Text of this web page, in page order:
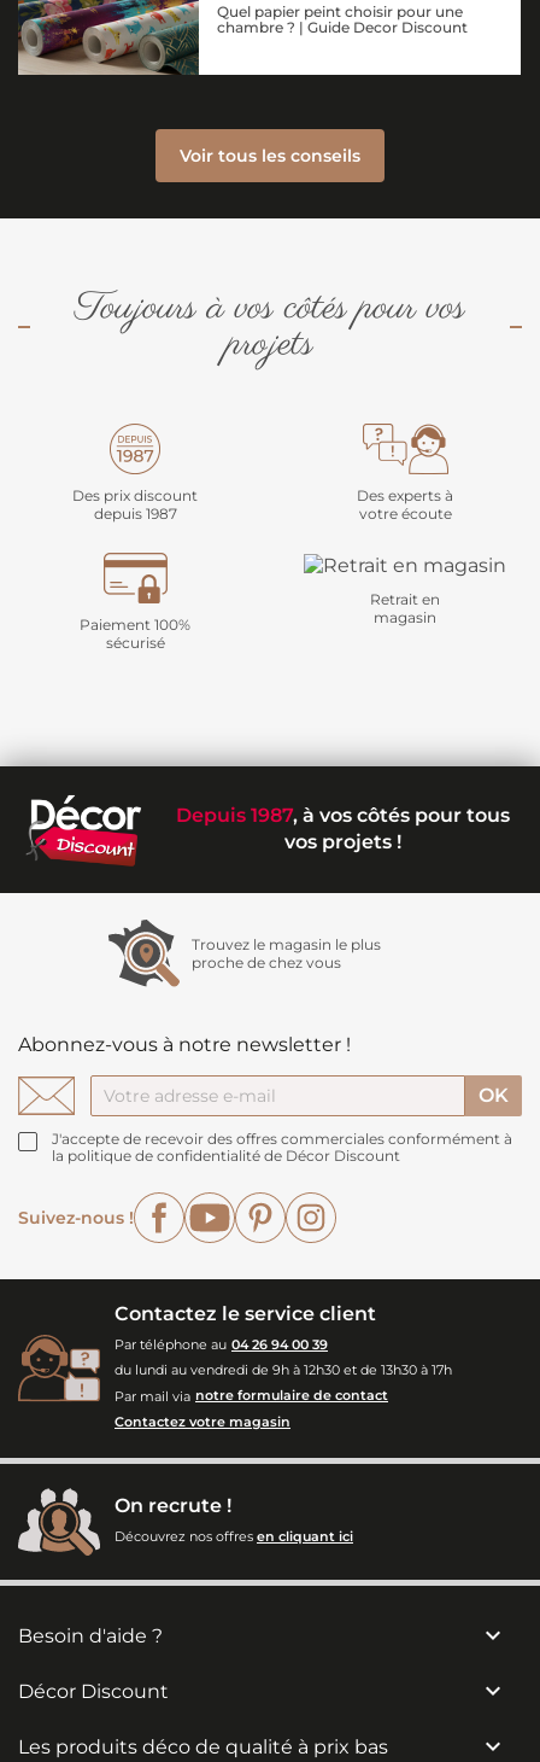
Quel papier peint choisir pour une
chambre ? | Guide Decor Discount
Voir tous les conseils
Toujours à vos côtés pour vos
projets
Des prix discount
depuis 1987
Des experts à
votre écoute
Paiement 100%
sécurisé
Retrait en
magasin
Depuis 1987, à vos côtés pour tous
vos projets !
Trouvez le magasin le plus
proche de chez vous
Abonnez-vous à notre newsletter !
J'accepte de recevoir des offres commerciales conformément à
la politique de confidentialité de Décor Discount
Suivez-nous !
FacebookYouTubePinterest
Contactez le service client
Par téléphone au 04 26 94 00 39
du lundi au vendredi de 9h à 12h30 et de 13h30 à 17h
Par mail via notre formulaire de contact
Contactez votre magasin
On recrute !
Découvrez nos offres en cliquant ici
Besoin d'aide ? 
Décor Discount 
Les produits déco de qualité à prix bas 